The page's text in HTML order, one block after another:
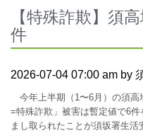
【特殊詐欺】須
件
2026-07-04 07:00 am by
今年上半期（1〜6月）の須高
=特殊詐欺」被害は暫定値で6
まし取られたことが須坂署生活